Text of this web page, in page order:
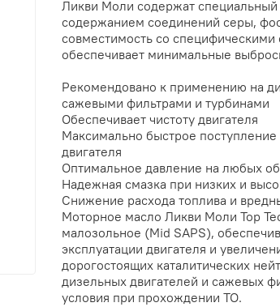
Ликви Моли содержат
содержанием соединений серы,
совместимость со
обеспечивает минимальные
Рекомендовано к применению на
сажевыми фильтрами и турбинами
Обеспечивает чистоту двигателя
Максимально быстрое
двигателя
Оптимальное давление на любых
Надежная смазка при низких и
Снижение расхода топлива и
Моторное масло Ликви Моли Top
малозольное (Mid SAPS),
эксплуатации двигателя и
дорогостоящих каталитических
дизельных двигателей и сажевых
условия при прохождении ТО.